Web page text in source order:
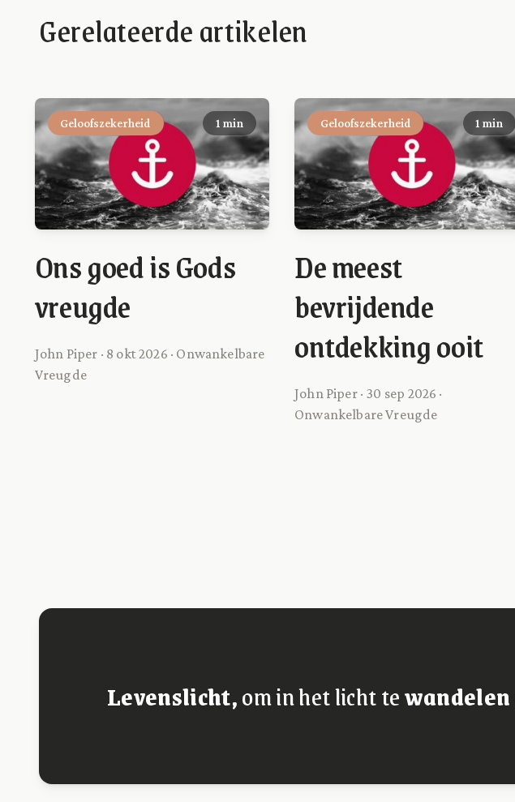
Gerelateerde artikelen
Geloofszekerheid 1 min
Ons goed is Gods
vreugde
John Piper · 8 okt 2026 · Onwankelbare
Vreugde
Geloofszekerheid 1 min
De meest
bevrijdende
ontdekking ooit
John Piper · 30 sep 2026 ·
Onwankelbare Vreugde
Levenslicht,om in het licht tewandelen